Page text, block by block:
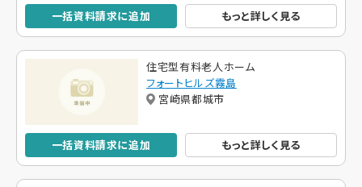
一括資料請求に追加 もっと詳しく見る
住宅型有料老人ホーム
フォートヒルズ霧島
宮崎県都城市
一括資料請求に追加 もっと詳しく見る